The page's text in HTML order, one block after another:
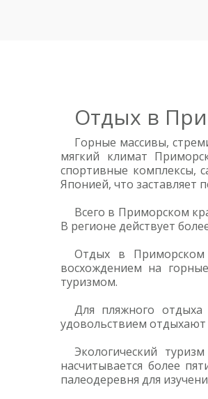
Отдых в
Горные массивы,
мягкий климат
спортивные комплексы,
Японией, что заставляет
Всего в Приморском
В регионе действует
Отдых в Приморском
восхождением на
туризмом.
Для пляжного
удовольствием
Экологический
насчитывается более
палеодеревня для